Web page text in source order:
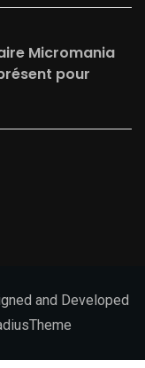
Micromania
pour
and Developed